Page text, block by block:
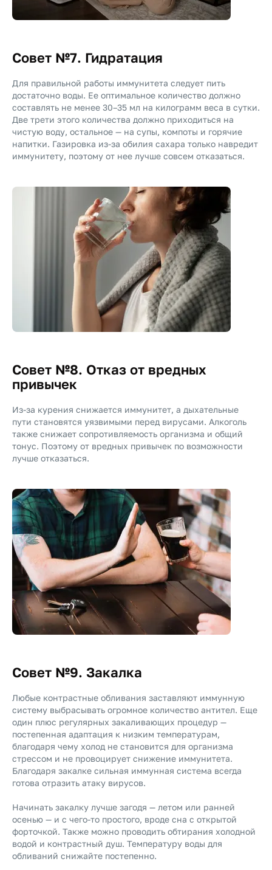
Совет №7. Гидратация
Для правильной работы иммунитета следует пить
достаточно воды. Ее оптимальное количество должно
составлять не менее 30–35 мл на килограмм веса в сутки.
Две трети этого количества должно приходиться на
чистую воду, остальное — на супы, компоты и горячие
напитки. Газировка из-за обилия сахара только навредит
иммунитету, поэтому от нее лучше совсем отказаться.
Совет №8. Отказ от вредных
привычек
Из-за курения снижается иммунитет, а дыхательные
пути становятся уязвимыми перед вирусами. Алкоголь
также снижает сопротивляемость организма и общий
тонус. Поэтому от вредных привычек по возможности
лучше отказаться.
Совет №9. Закалка
Любые контрастные обливания заставляют иммунную
систему выбрасывать огромное количество антител. Еще
один плюс регулярных закаливающих процедур —
постепенная адаптация к низким температурам,
благодаря чему холод не становится для организма
стрессом и не провоцирует снижение иммунитета.
Благодаря закалке сильная иммунная система всегда
готова отразить атаку вирусов.
Начинать закалку лучше загодя — летом или ранней
осенью — и с чего-то простого, вроде сна с открытой
форточкой. Также можно проводить обтирания холодной
водой и контрастный душ. Температуру воды для
обливаний снижайте постепенно.